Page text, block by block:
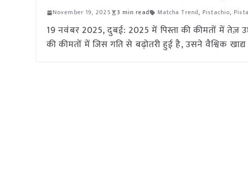
November 19, 2025 3 min read Matcha Trend, Pistachio,
19 नवंबर 2025, दुबई: 2025 में पिस्ता की कीमतों में तेज़
की कीमतों में जिस गति से बढ़ोतरी हुई है, उसने वैश्विक खाद्य